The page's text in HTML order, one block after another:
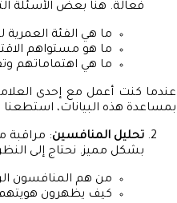
فعالة. هنا بعض الأسئلة
ما هي الفئة العمرية
ما هو مستواهم
ما هي اهتماماتهم
عندما كنت أعمل مع إحدى
بمساعدة هذه البيانات،
تحليل المنافسين: مراقبة
بشكل مميز. نحتاج إلى
من هم المنافسون
كيف يظهرون هويتهم